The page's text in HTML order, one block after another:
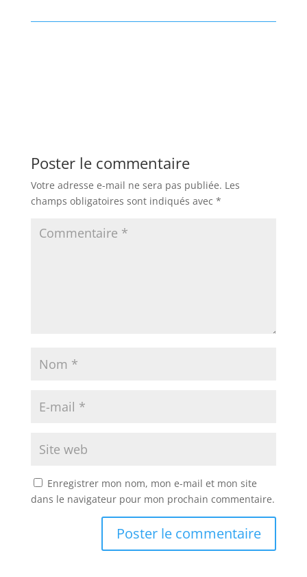
Poster le commentaire
Votre adresse e-mail ne sera pas publiée. Les
champs obligatoires sont indiqués avec *
Enregistrer mon nom, mon e-mail et mon site
dans le navigateur pour mon prochain commentaire.